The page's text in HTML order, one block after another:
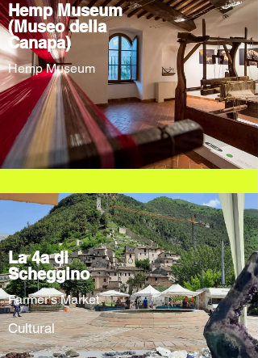
Hemp Museum
(Museo della
Canapa)
Hemp Museum
La 4a di
Scheggino
Farmer's Market
Cultural